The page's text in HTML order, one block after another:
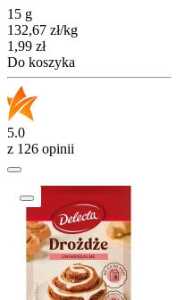
15 g
132,67 zł/kg
Cena
1,99 zł
Do koszyka
5.0
z 126 opinii